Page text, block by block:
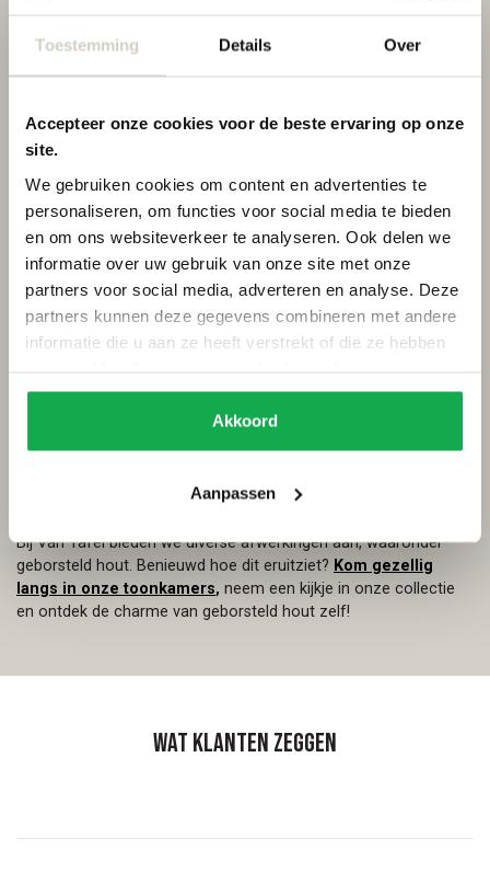
Toestemming Details Over
Accepteer onze cookies voor de beste ervaring op onze
site.
We gebruiken cookies om content en advertenties te
personaliseren, om functies voor social media te bieden
en om ons websiteverkeer te analyseren. Ook delen we
informatie over uw gebruik van onze site met onze
partners voor social media, adverteren en analyse. Deze
partners kunnen deze gegevens combineren met andere
informatie die u aan ze heeft verstrekt of die ze hebben
Akkoord
Aanpassen
Waarom kiezen voor geborsteld hout?
oppervlak minder gevoelig voor kleine krasjes en dagelijkse
gebruikssporen, deze vallen namelijk minder op, waardoor jouw
je meubel liggen, dat is in sommige gevallen wel lekker handig.
Bij Van Tafel bieden we diverse afwerkingen aan, waaronder
geborsteld hout. Benieuwd hoe dit eruitziet? Kom gezellig
langs in onze toonkamers, neem een kijkje in onze collectie
en ontdek de charme van geborsteld hout zelf!
Wat klanten zeggen